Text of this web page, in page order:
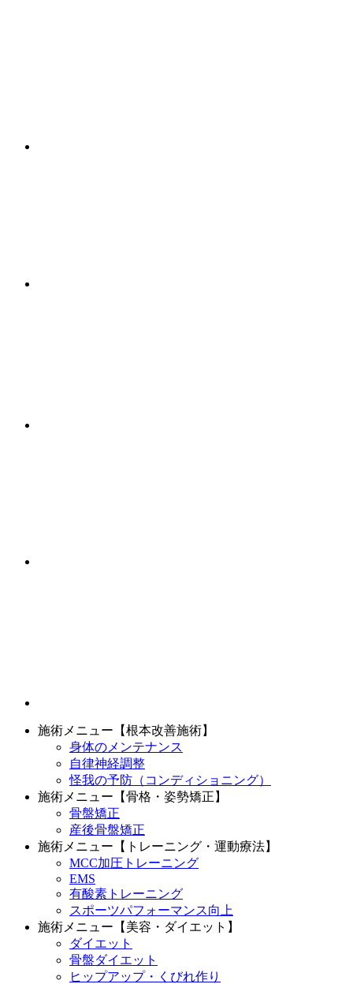
施術メニュー【根本改善施術】
身体のメンテナンス
自律神経調整
怪我の予防（コンディショニング）
施術メニュー【骨格・姿勢矯正】
骨盤矯正
産後骨盤矯正
施術メニュー【トレーニング・運動療法】
MCC加圧トレーニング
EMS
有酸素トレーニング
スポーツパフォーマンス向上
施術メニュー【美容・ダイエット】
ダイエット
骨盤ダイエット
ヒップアップ・くびれ作り